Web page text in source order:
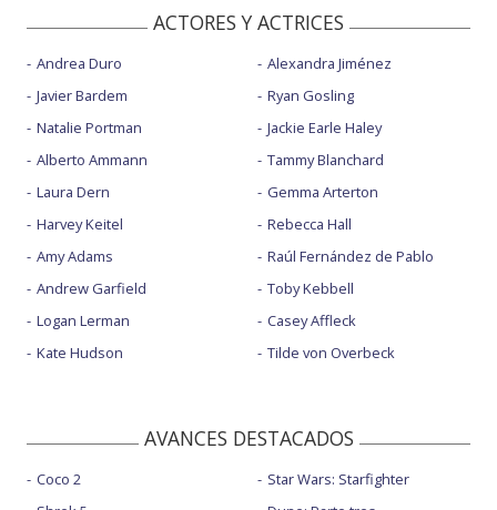
ACTORES Y ACTRICES
Andrea Duro
Javier Bardem
Natalie Portman
Alberto Ammann
Laura Dern
Harvey Keitel
Amy Adams
Andrew Garfield
Logan Lerman
Kate Hudson
Alexandra Jiménez
Ryan Gosling
Jackie Earle Haley
Tammy Blanchard
Gemma Arterton
Rebecca Hall
Raúl Fernández de Pablo
Toby Kebbell
Casey Affleck
Tilde von Overbeck
AVANCES DESTACADOS
Coco 2
Star Wars: Starfighter